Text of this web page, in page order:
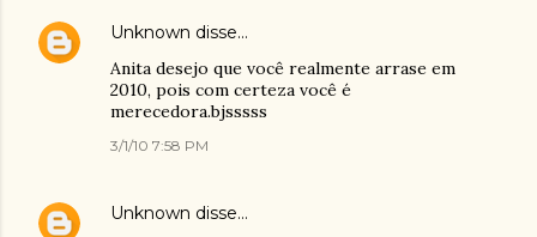
Unknown disse…
Anita desejo que você realmente arrase em
2010, pois com certeza você é
merecedora.bjsssss
3/1/10 7:58 PM
Unknown disse…